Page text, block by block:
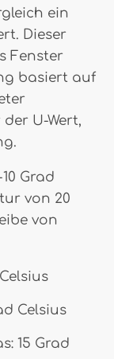
ein
Dieser
Fenster
basiert auf
U-Wert,
Grad
von 20
von
Celsius
15 Grad